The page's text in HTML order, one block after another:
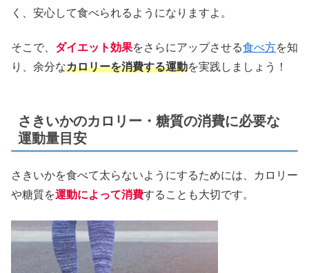
く、安心して食べられるようになりますよ。
そこで、 ダイエット効果をさらにアップさせる食べ方を知
り、余分なカロリーを消費する運動を実践しましょう！
さきいかのカロリー・糖質の消費に必要な
運動量目安
さきいかを食べて太らないようにするためには、カロリー
や糖質を運動によって消費することも大切です。